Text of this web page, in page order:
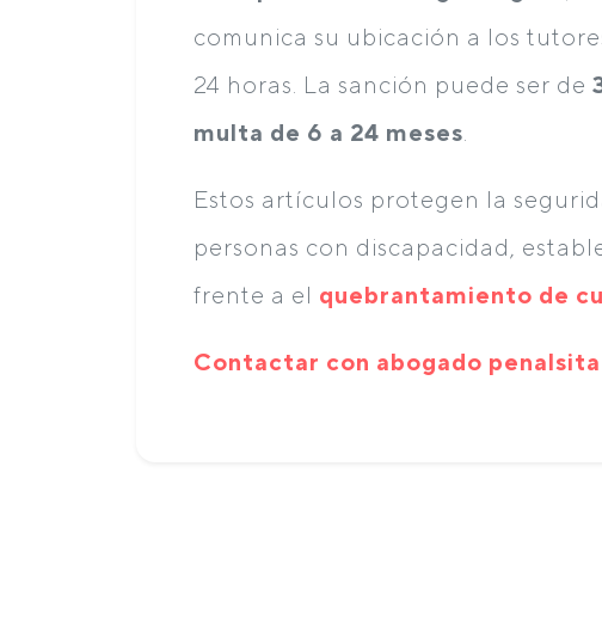
comunica su ubicación a los
24 horas. La sanción puede ser de
multa de 6 a 24 meses
Estos artículos protegen la
personas con discapacidad,
frente a el quebrantamiento de
Contactar con abogado penalsita